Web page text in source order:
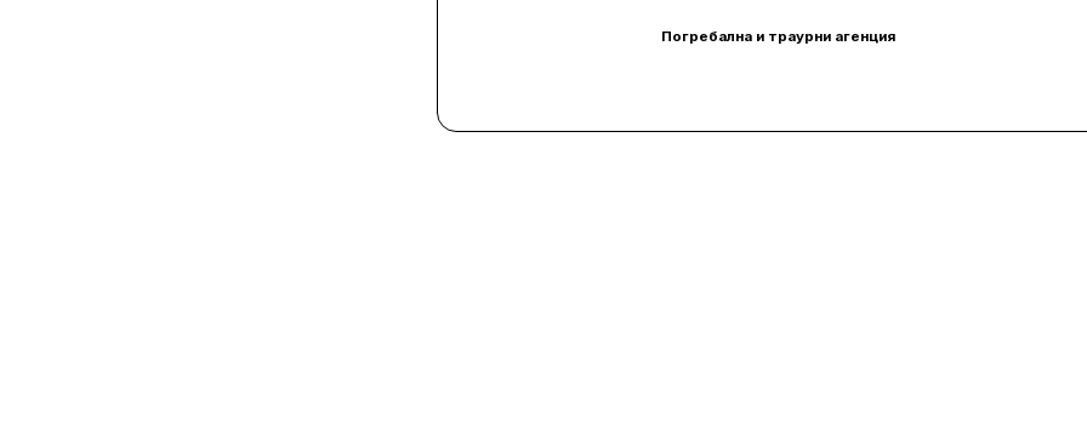
Погребална и траурни агенция